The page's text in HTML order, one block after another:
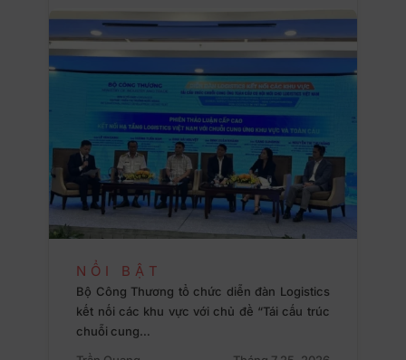
NỔI BẬT
Bộ Công Thương tổ chức diễn đàn Logistics
kết nối các khu vực với chủ đề “Tái cấu trúc
chuỗi cung…